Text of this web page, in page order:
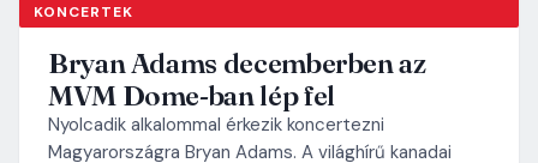
KONCERTEK
Bryan Adams decemberben az
MVM Dome-ban lép fel
Nyolcadik alkalommal érkezik koncertezni
Magyarországra Bryan Adams. A világhírű kanadai